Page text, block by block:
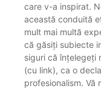
care v-a inspirat.
această conduită
mult mai multă
că găsiți subiecte
siguri că înțelegeți
(cu link), ca o
profesionalism. Vă